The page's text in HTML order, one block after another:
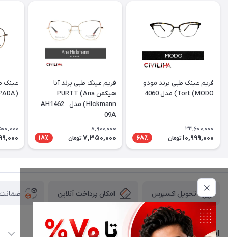
فریم عینک طبی برند مودو
Tort (MODO) مدل 4060
33,600,000
10,999,000 تومان 68٪
فریم عینک طبی برند آنا
هیکمن PURTT (Ana
Hickmann) مدل AH1462–
09A
8,900,000
7,350,000 تومان 18٪
عینک
(DESPADA) مدل DSC 5077
تحویل اکسپرس امکان پرداخت آنلاین ضمانت
اطلاعات تماس